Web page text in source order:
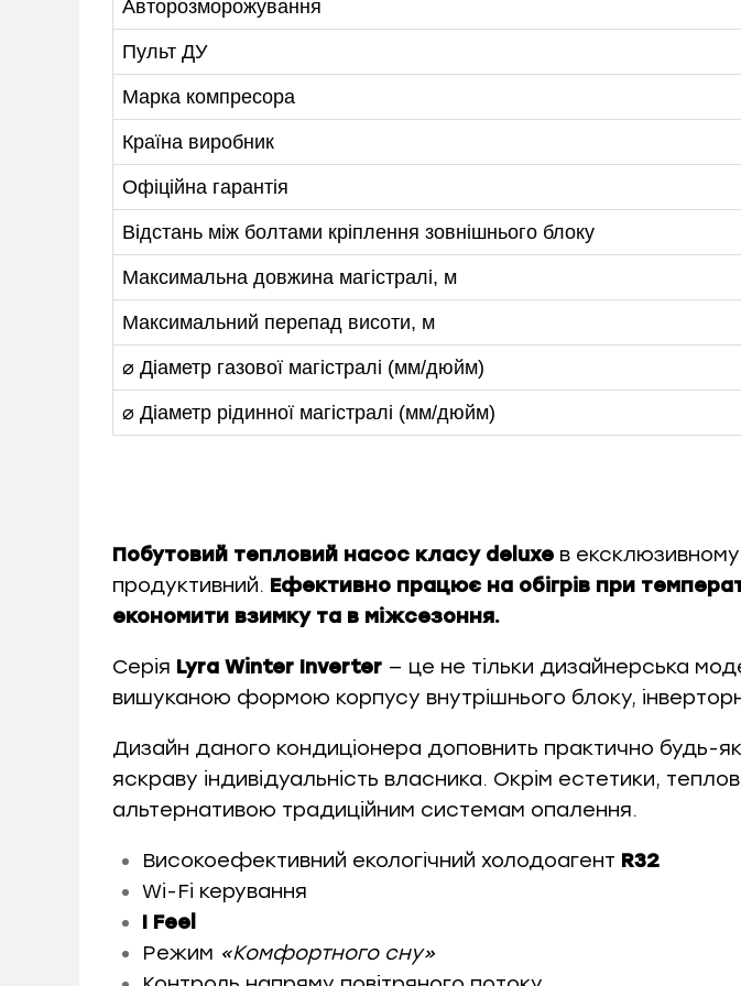
Авторозморожування
Пульт ДУ
Марка компресора
Країна виробник
Офіційна гарантія
Відстань між болтами кріплення зовнішнього блоку
Максимальна довжина магістралі, м
Максимальний перепад висоти, м
⌀ Діаметр газової магістралі (мм/дюйм)
⌀ Діаметр рідинної магістралі (мм/дюйм)
Побутовий тепловий насос класу deluxe в ексклюзивному
продуктивний. Ефективно працює на обігрів при
економити взимку та в міжсезоння.
Серія Lyra Winter Inverter — це не тільки дизайнерська
вишуканою формою корпусу внутрішнього блоку,
Дизайн даного кондиціонера доповнить практично будь-
яскраву індивідуальність власника. Окрім естетики,
альтернативою традиційним системам опалення.
Високоефективний екологічний холодоагент R32
Wi-Fi керування
I Feel
Режим «Комфортного сну»